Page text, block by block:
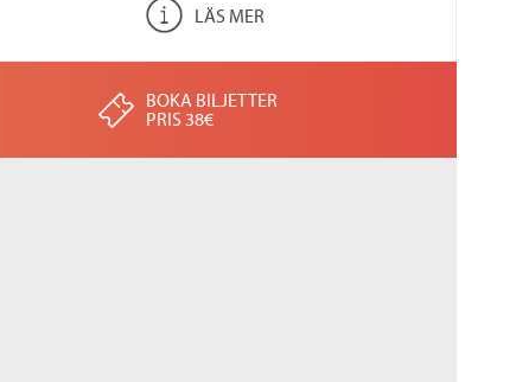
LÄS MER
BOKA BILJETTER
PRIS 38€